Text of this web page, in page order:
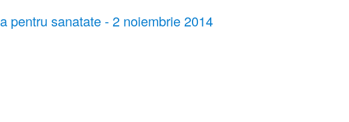
pentru sanatate - 2 noiembrie 2014